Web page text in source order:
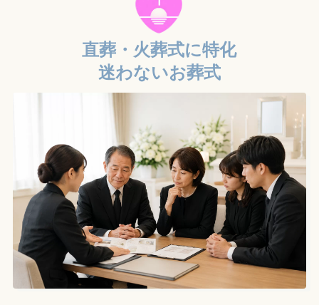
直葬・火葬式に特化
迷わないお葬式